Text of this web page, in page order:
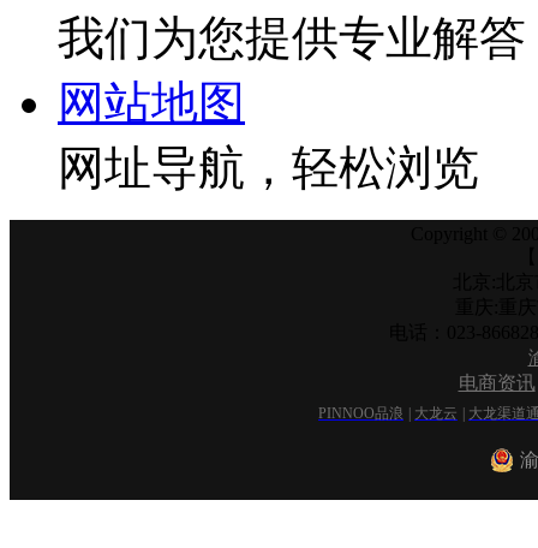
我们为您提供专业解答
网站地图
网址导航，轻松浏览
电商资讯
PINNOO品浪 | 大龙云 | 大龙渠道